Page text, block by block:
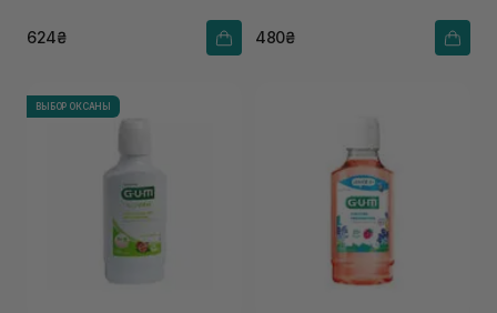
624₴ 480₴
ВЫБОР ОКСАНЫ